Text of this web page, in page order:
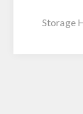
Storage